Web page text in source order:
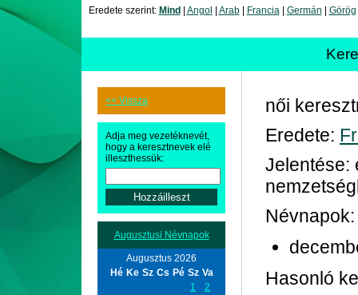
Eredete szerint: Mind Angol Arab| Francia| Germán Görög
<< Vissza
Adja meg vezetéknevét,
hogy a keresztnevek elé
illeszthessük:
Augusztusi Névnapok
Augusztus 2026
Hé Ke Sz Cs Pé Sz Va
1
2
női
Eredete:
Jelentése:
Névnapok:
Hasonló